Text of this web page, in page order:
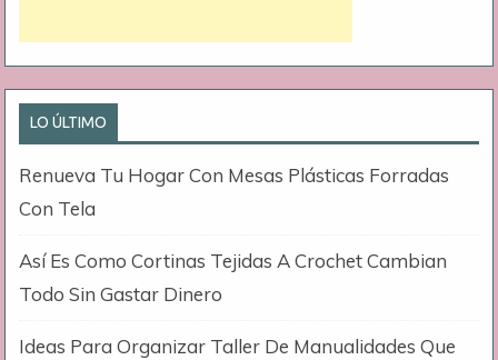
LO ÚLTIMO
Renueva Tu Hogar Con Mesas Plásticas Forradas
Con Tela
Así Es Como Cortinas Tejidas A Crochet Cambian
Todo Sin Gastar Dinero
Ideas Para Organizar Taller De Manualidades Que